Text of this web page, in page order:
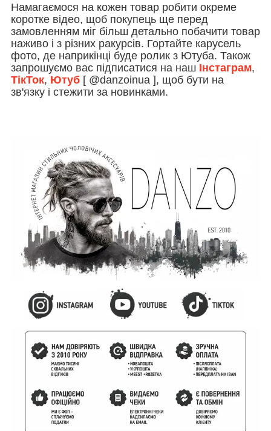
Намагаємося на кожен товар робити окреме
коротке відео, щоб покупець ще перед
замовленням міг більш детально побачити товар
наживо і з різних ракурсів. Гортайте карусель
фото, де наприкінці буде ролик з Ютуба. Також
запрошуємо вас підписатися на наш Інстаграм,
ТікТок, Ютуб [ @danzoinua ], щоб бути на
зв'язку і стежити за новинками.